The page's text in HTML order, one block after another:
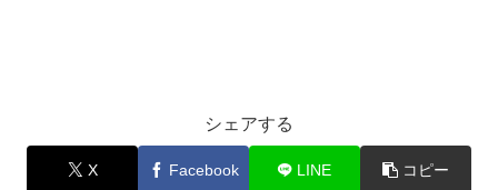
シェアする
X Facebook LINE コピー